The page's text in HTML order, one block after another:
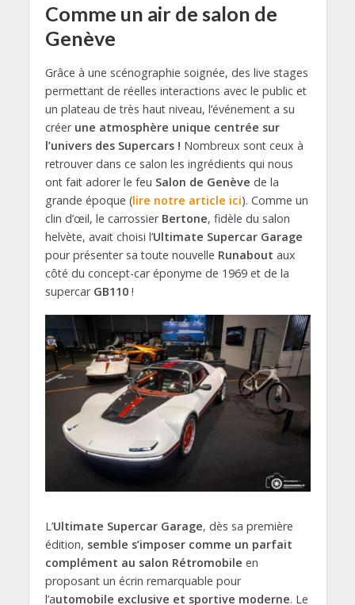
Comme un air de salon de
Genève
Grâce à une scénographie soignée, des live stages
permettant de réelles interactions avec le public et
un plateau de très haut niveau, l’événement a su
créer une atmosphère unique centrée sur
l’univers des Supercars ! Nombreux sont ceux à
retrouver dans ce salon les ingrédients qui nous
ont fait adorer le feu Salon de Genève de la
grande époque (lire notre article ici). Comme un
clin d’œil, le carrossier Bertone, fidèle du salon
helvète, avait choisi l’Ultimate Supercar Garage
pour présenter sa toute nouvelle Runabout aux
côté du concept-car éponyme de 1969 et de la
supercar GB110!
L’Ultimate Supercar Garage, dès sa première
édition, semble s’imposer comme un parfait
complément au salon Rétromobile en
proposant un écrin remarquable pour
l’automobile exclusive et sportive moderne. Le